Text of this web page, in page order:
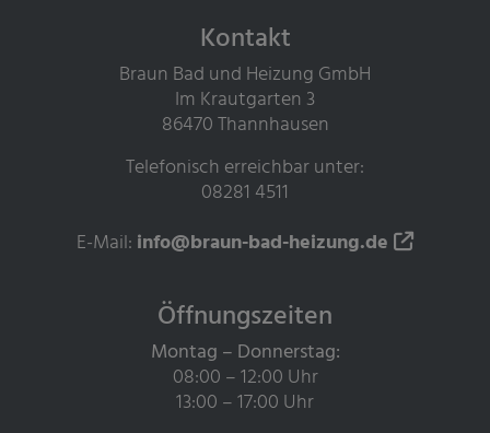
Kontakt
Braun Bad und Heizung GmbH
Im Krautgarten 3
86470 Thannhausen
Telefonisch erreichbar unter:
08281 4511
E-Mail: info@braun-bad-heizung.de
Öffnungszeiten
Montag – Donnerstag:
08:00 – 12:00 Uhr
13:00 – 17:00 Uhr